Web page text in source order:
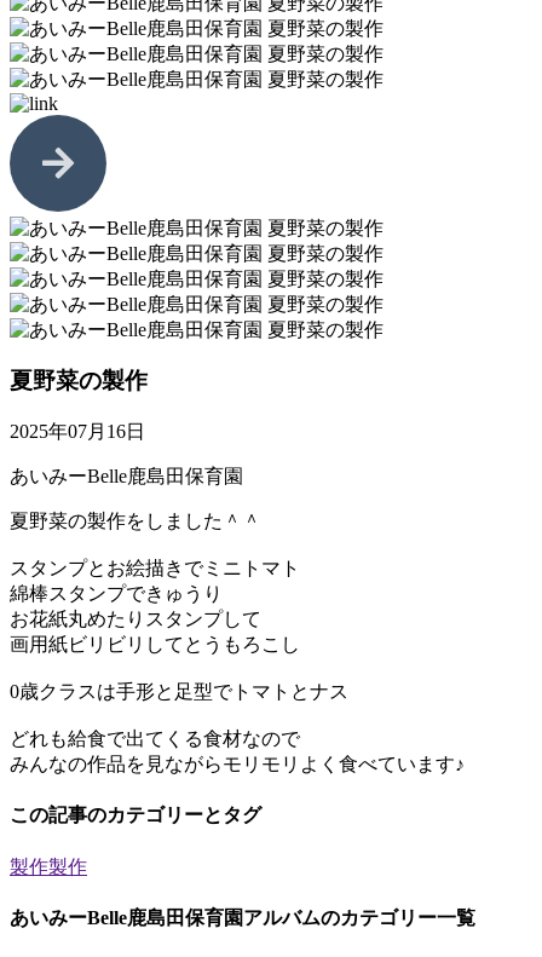
夏野菜の製作
2025年07月16日
あいみーBelle鹿島田保育園
夏野菜の製作をしました＾＾
スタンプとお絵描きでミニトマト
綿棒スタンプできゅうり
お花紙丸めたりスタンプして
画用紙ビリビリしてとうもろこし
0歳クラスは手形と足型でトマトとナス
どれも給食で出てくる食材なので
みんなの作品を見ながらモリモリよく食べています♪
この記事のカテゴリーとタグ
製作製作
あいみーBelle鹿島田保育園アルバムのカテゴリー一覧